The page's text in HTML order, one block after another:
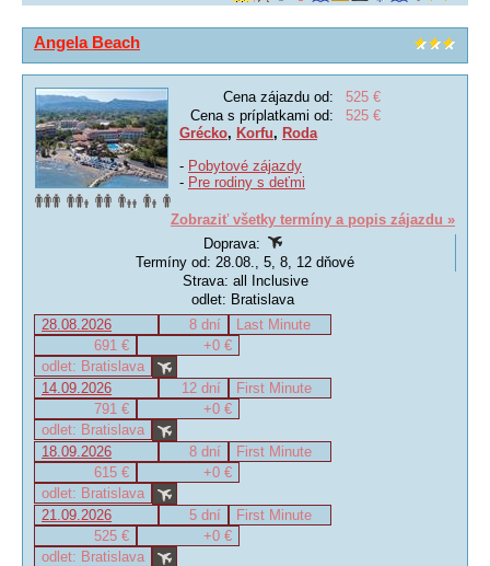
Angela Beach
Cena zájazdu od:
525 €
Cena s príplatkami od:
525 €
Grécko, Korfu, Roda
- Pobytové zájazdy
- Pre rodiny s deťmi
Zobraziť všetky termíny a popis zájazdu »
Doprava:
Termíny od: 28.08., 5, 8, 12 dňové
Strava: all Inclusive
odlet: Bratislava
28.08.2026
8 dní
Last Minute
691 €
+0 €
odlet: Bratislava
14.09.2026
12 dní
First Minute
791 €
+0 €
odlet: Bratislava
18.09.2026
8 dní
First Minute
615 €
+0 €
odlet: Bratislava
21.09.2026
5 dní
First Minute
525 €
+0 €
odlet: Bratislava